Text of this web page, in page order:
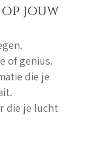
op jouw
of genius.
die je
die je lucht